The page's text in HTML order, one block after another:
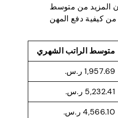
المزيد من متوسط
من كيفية دفع المهن
متوسط الراتب الشهري
1,957.69 ر.س.
5,232.41 ر.س.
4,566.10 ر.س.